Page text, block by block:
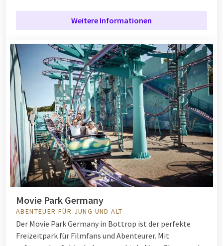
Weitere Informationen
Movie Park Germany
ABENTEUER FÜR JUNG UND ALT
Der Movie Park Germany in Bottrop ist der perfekte
Freizeitpark für Filmfans und Abenteurer. Mit